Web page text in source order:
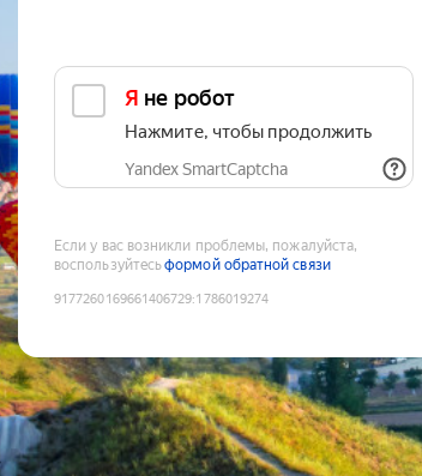
Я не робот
Нажмите, чтобы продолжить
Yandex SmartCaptcha
Если у вас возникли проблемы, пожалуйста,
воспользуйтесьформой обратной связи
9177260169661406729:1786019274